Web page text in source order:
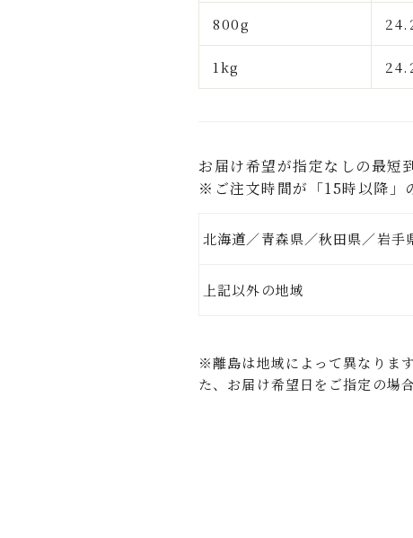
800g
1kg
お届け希望が指定なしの最短
※ご注文時間が「15時以降」
北海道／青森県／秋田県／岩手
上記以外の
※離島は地域によって異なりま
た、お届け希望日をご指定の場